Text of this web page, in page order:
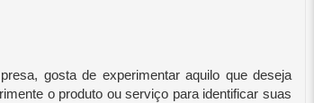
gosta de experimentar aquilo que deseja
o produto ou serviço para identificar suas